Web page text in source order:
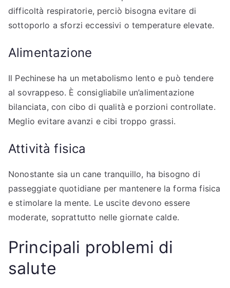
difficoltà respiratorie, perciò bisogna evitare di
sottoporlo a sforzi eccessivi o temperature elevate.
Alimentazione
Il Pechinese ha un metabolismo lento e può tendere
al sovrappeso. È consigliabile un’alimentazione
bilanciata, con cibo di qualità e porzioni controllate.
Meglio evitare avanzi e cibi troppo grassi.
Attività fisica
Nonostante sia un cane tranquillo, ha bisogno di
passeggiate quotidiane per mantenere la forma fisica
e stimolare la mente. Le uscite devono essere
moderate, soprattutto nelle giornate calde.
Principali problemi di
salute